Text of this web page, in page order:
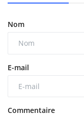
Nom
E-mail
Commentaire